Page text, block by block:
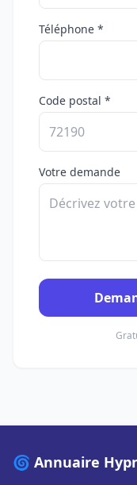
Téléphone *
Code postal *
Votre demande
🌀 Annuaire